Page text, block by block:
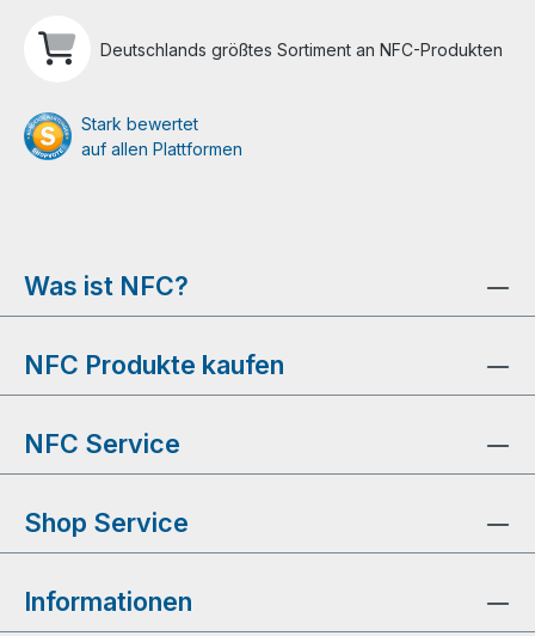
Deutschlands größtes Sortiment an NFC-Produkten
Stark bewertet
auf allen Plattformen
Was ist NFC?
NFC Produkte kaufen
NFC Service
Shop Service
Informationen